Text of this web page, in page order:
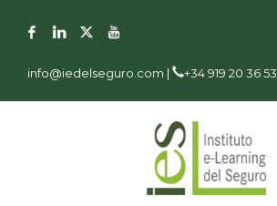
info@iedelseguro.com | +34 919 20 36 53